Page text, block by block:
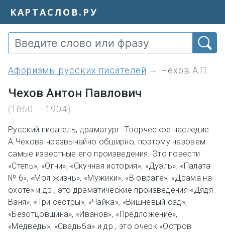
КАРТАСЛОВ.РУ
Афоризмы русских писателей Чехов А.П.
Чехов Антон Павлович
(1860 — 1904)
Русский писатель, драматург. Творческое наследие
А.Чехова чрезвычайно обширно, поэтому назовем
самые известные его произведения. Это повести
«Степь», «Огни», «Скучная история», «Дуэль», «Палата
№ 6», «Моя жизнь», «Мужики», «В овраге», «Драма на
охоте» и др., это драматические произведения «Дядя
Ваня», «Три сестры», «Чайка», «Вишневый сад»,
«Безотцовщина», «Иванов», «Предложение»,
«Медведь», «Свадьба» и др., это очерк «Остров